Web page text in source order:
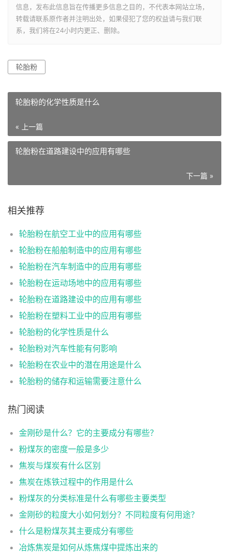
信息，发布此信息旨在传播更多信息之目的，不代表本网站立场，
转载请联系原作者并注明出处，如果侵犯了您的权益请与我们联
系，我们将在24小时内更正、删除。
轮胎粉
轮胎粉的化学性质是什么
« 上一篇
轮胎粉在道路建设中的应用有哪些
下一篇 »
相关推荐
轮胎粉在航空工业中的应用有哪些
轮胎粉在船舶制造中的应用有哪些
轮胎粉在汽车制造中的应用有哪些
轮胎粉在运动场地中的应用有哪些
轮胎粉在道路建设中的应用有哪些
轮胎粉在塑料工业中的应用有哪些
轮胎粉的化学性质是什么
轮胎粉对汽车性能有何影响
轮胎粉在农业中的潜在用途是什么
轮胎粉的储存和运输需要注意什么
热门阅读
金刚砂是什么？它的主要成分有哪些？
粉煤灰的密度一般是多少
焦炭与煤炭有什么区别
焦炭在炼铁过程中的作用是什么
粉煤灰的分类标准是什么有哪些主要类型
金刚砂的粒度大小如何划分？不同粒度有何用途？
什么是粉煤灰其主要成分有哪些
冶炼焦炭是如何从炼焦煤中提炼出来的